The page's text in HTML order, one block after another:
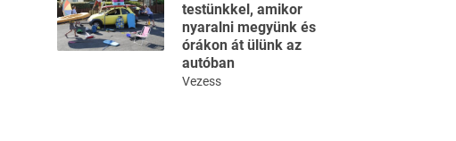
testünkkel, amikor
nyaralni megyünk és
órákon át ülünk az
autóban
Vezess